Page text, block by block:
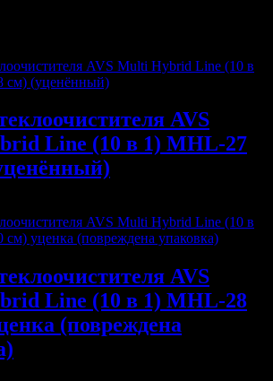
AVS
Line (10 в 1) MHL-27
AVS
Line (10 в 1) MHL-28
(повреждена